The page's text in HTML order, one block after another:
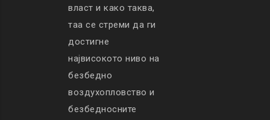
власт и како таква,
таа се стреми да ги
достигне
највисокото ниво на
безбедно
воздухопловство и
безбедносните